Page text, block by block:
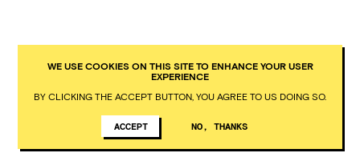
WE USE COOKIES ON THIS SITE TO ENHANCE YOUR USER
EXPERIENCE
BY CLICKING THE ACCEPT BUTTON, YOU AGREE TO US DOING SO.
ACCEPT NO, THANKS